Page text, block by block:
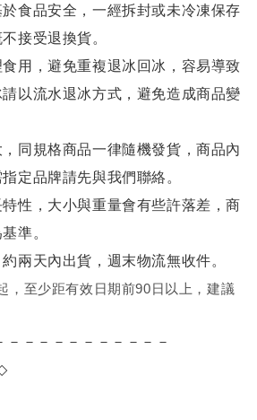
於食品安全，一經拆封或未冷凍保存
接受退換貨。
食用，避免重複退冰回冰，容易導致
以流水退冰方式，避免造成商品變
同規格商品一律隨機發貨，商品內
定品牌請先與我們聯絡。
性，大小與重量會有些許落差，商
準。
兩天內出貨，週末物流無收件。
，至少距有效日期前90日以上，建議
－－－－－－－－－－－